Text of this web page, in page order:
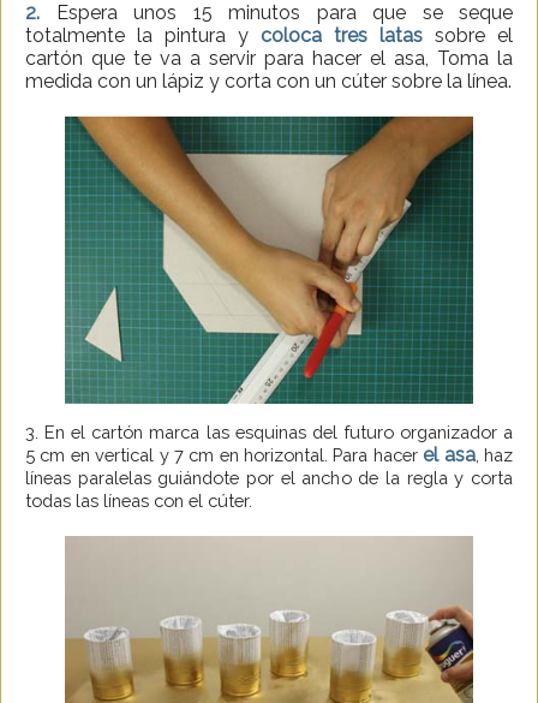
2.
Espera unos 15 minutos para que se seque
totalmente la pintura y coloca tres latas sobre el
cartón que te va a servir para hacer el asa, Toma la
medida con un lápiz y corta con un cúter sobre la línea.
3. En el cartón marca las esquinas del futuro organizador a
5 cm en vertical y 7 cm en horizontal. Para hacer el asa, haz
líneas paralelas guiándote por el ancho de la regla y corta
todas las líneas con el cúter.